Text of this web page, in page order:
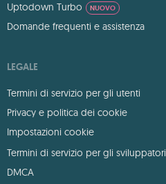
Uptodown Turbo
NUOVO
Domande frequenti e assistenza
LEGALE
Termini di servizio per gli utenti
Privacy e politica dei cookie
Impostazioni cookie
Termini di servizio per gli sviluppatori
DMCA